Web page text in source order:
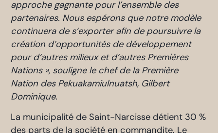
approche gagnante pour l’ensemble des
partenaires. Nous espérons que notre modèle
continuera de s’exporter afin de poursuivre la
création d’opportunités de développement
pour d’autres milieux et d’autres Premières
Nations », souligne le chef de la Première
Nation des Pekuakamiulnuatsh, Gilbert
Dominique.
La municipalité de Saint-Narcisse détient 30 %
des parts de la société en commandite. Le